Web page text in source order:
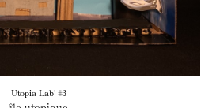
Utopia Lab' #3